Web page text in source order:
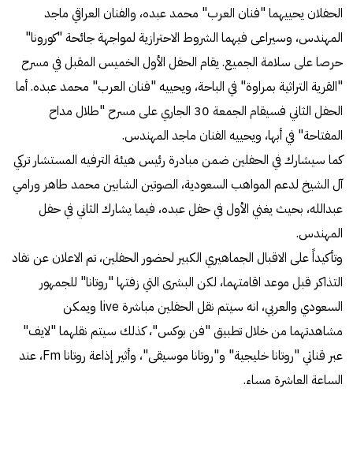
الحفلان يحييهما "فنان العرب" محمد عبده، والفنان العراقي ماجد
المهندس، وسيراعى فيهما الشروط الاحترازية لمواجهة جائحة "كورونا"
حرصا على سلامة الجميع. يقام الحفل الأول الخميس المقبل في مسرح
"القرية التراثية بمراوة" في الباحة، ويحييه "فنان العرب" محمد عبده. أما
الحفل الثاني فسيقام الجمعة 30 الجاري على مسرح "طلال مداح
المفتاحة" في أبها، ويحييه الفنان ماجد المهندس.
كما سيشارك في الحفلين ضمن مبادرة رئيس هيئة الترفيه المستشار تركي
آل الشيخ لدعم المواهب السعودية، الصوتين الشابين محمد طاهر ورامي
عبدالله، بحيث يغني الأول في حفل عبده، فيما يشارك الثاني في حفل
المهندس.
وتأكيداً على الاقبال الجماهيري الكبير لحضور الحفلين، تم الاعلان عن نفاد
التذاكر قبل موعد اقامتهما، لكن البشرى التي زفتها "روتانا" للجمهور
السعودي والعربي، انه سيتم نقل الحفلين مباشرة live ويمكن
مشاهدتهما من خلال تطبيق "فن بوكس"، كذلك سيتم نقلهما "لايف"
عبر قناتي "روتانا خليجية" و"روتانا موسيقى"، وأثير إذاعة روتانا Fm، عند
الساعة العاشرة مساء.